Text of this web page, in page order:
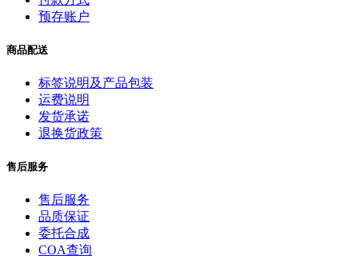
预存账户
商品配送
标签说明及产品包装
运费说明
发货承诺
退换货政策
售后服务
售后服务
品质保证
委托合成
COA查询